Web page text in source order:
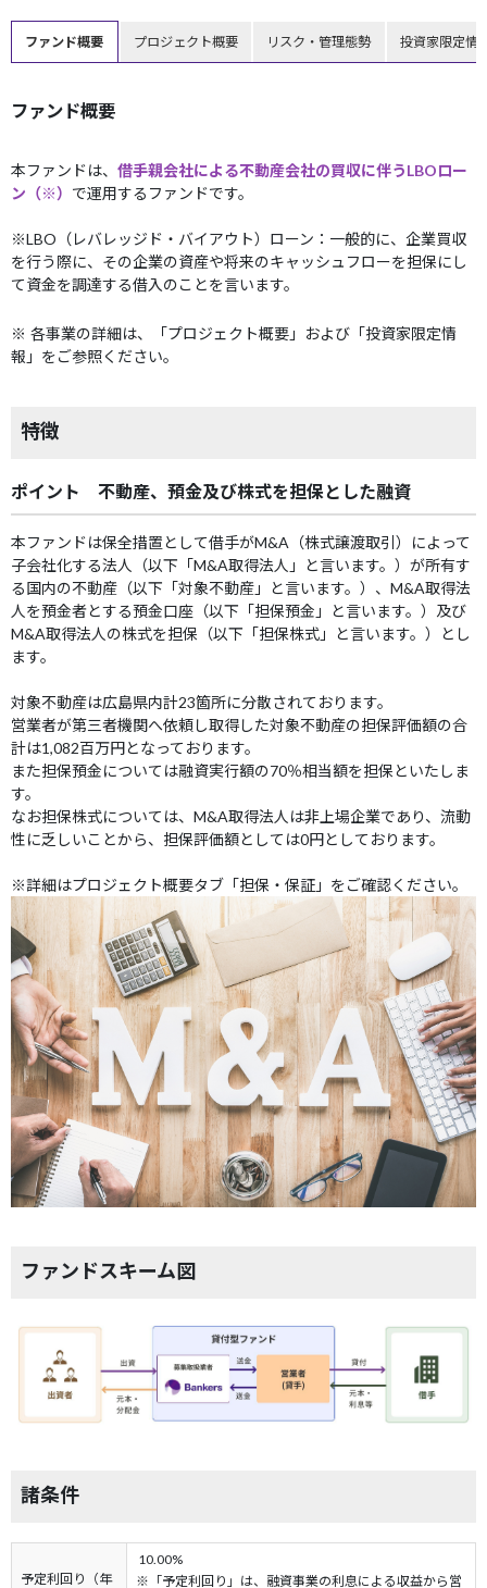
ファンド概要 プロジェクト概要 リスク・管理態勢 投資家限定情
ファンド概要
本ファンドは、 借手親会社による不動産会社の買収に伴うLBOロー
ン（※） で運用するファンドです。
※LBO（レバレッジド・バイアウト）ローン：一般的に、企業買収
を行う際に、その企業の資産や将来のキャッシュフローを担保にし
て資金を調達する借入のことを言います。
※ 各事業の詳細は、「プロジェクト概要」および「投資家限定情
報」をご参照ください。
特徴
ポイント 不動産、預金及び株式を担保とした融資
本ファンドは保全措置として借手がM&A（株式譲渡取引）によって
子会社化する法人（以下「M&A取得法人」と言います。）が所有す
る国内の不動産（以下「対象不動産」と言います。）、M&A取得法
人を預金者とする預金口座（以下「担保預金」と言います。）及び
M&A取得法人の株式を担保（以下「担保株式」と言います。）とし
ます。
対象不動産は広島県内計23箇所に分散されております。
営業者が第三者機関へ依頼し取得した対象不動産の担保評価額の合
計は1,082百万円となっております。
また担保預金については融資実行額の70％相当額を担保といたしま
す。
なお担保株式については、M&A取得法人は非上場企業であり、流動
性に乏しいことから、担保評価額としては0円としております。
※詳細はプロジェクト概要タブ「担保・保証」をご確認ください。
ファンドスキーム図
諸条件
予定利回り（年
10.00%
※「予定利回り」は、融資事業の利息による収益から営